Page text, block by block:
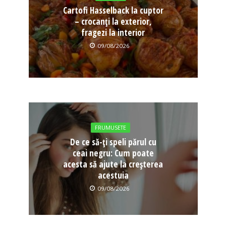
Cartofi Hasselback la cuptor
– crocanți la exterior,
fragezi la interior
09/08/2026
FRUMUSETE
De ce să-ți speli părul cu
ceai negru: Cum poate
acesta să ajute la creșterea
acestuia
09/08/2026